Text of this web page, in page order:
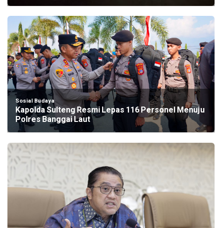
Sosial Budaya
Kapolda Sulteng Resmi Lepas 116 Personel Menuju
Polres Banggai Laut